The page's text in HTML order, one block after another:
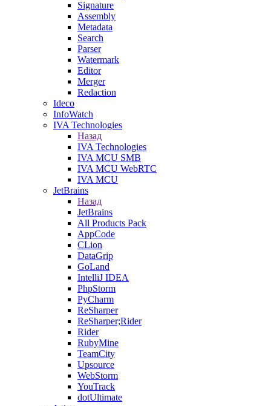
Signature
Assembly
Metadata
Search
Parser
Watermark
Editor
Merger
Redaction
Ideco
InfoWatch
IVA Technologies
Назад
IVA Technologies
IVA MCU SMB
IVA MCU WebRTC
IVA MCU
JetBrains
Назад
JetBrains
All Products Pack
AppCode
CLion
DataGrip
GoLand
IntelliJ IDEA
PhpStorm
PyCharm
ReSharper
ReSharper;Rider
Rider
RubyMine
TeamCity
Upsource
WebStorm
YouTrack
dotUltimate